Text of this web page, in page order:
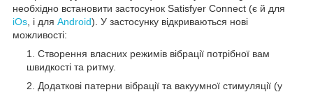
необхідно встановити застосунок Satisfyer Connect (є й для
iOs , і для Android). У застосунку відкриваються нові
можливості:
Створення власних режимів вібрації потрібної вам
швидкості та ритму.
Додаткові патерни вібрації та вакуумної стимуляції (у